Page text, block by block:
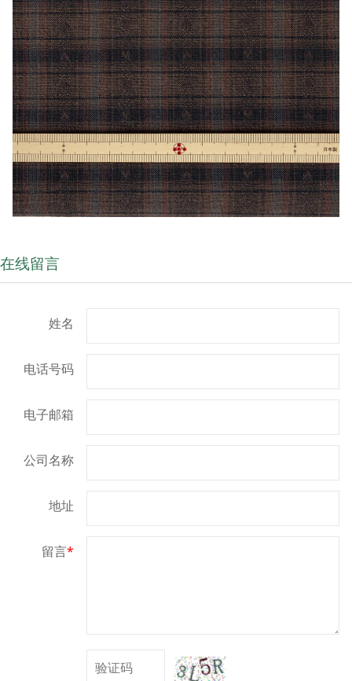
在线留言
姓名
电话号码
电子邮箱
公司名称
地址
留言*